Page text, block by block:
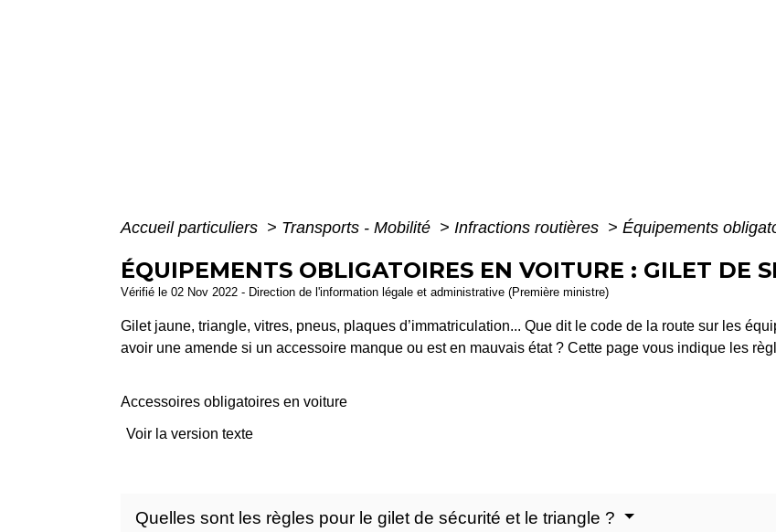
Accueil particuliers > Transports - Mobilité > Infractions routières > Équipements
ÉQUIPEMENTS OBLIGATOIRES EN VOITURE : GILET DE
Vérifié le 02 Nov 2022 - Direction de l'information légale et administrative (Première ministre)
Gilet jaune, triangle, vitres, pneus, plaques d’immatriculation... Que dit le code de la route sur les
avoir une amende si un accessoire manque ou est en mauvais état ? Cette page vous indique les
Accessoires obligatoires en voiture
Voir la version texte
Quelles sont les règles pour le gilet de sécurité et le triangle ?